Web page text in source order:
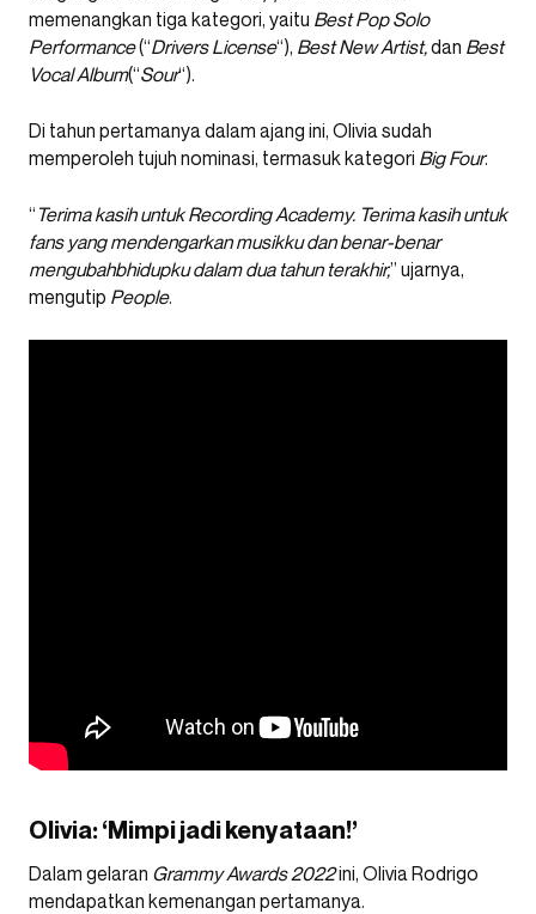
memenangkan tiga kategori, yaitu Best Pop Solo
Performance(“Drivers License“), Best New Artist,dan Best
Vocal Album(“Sour“).
Di tahun pertamanya dalam ajang ini, Olivia sudah
memperoleh tujuh nominasi, termasuk kategori Big Four.
“ Terima kasih untuk Recording Academy. Terima kasih untuk
fans yang mendengarkan musikku dan benar-benar
mengubahbhidupku dalam dua tahun terakhir,” ujarnya,
mengutip People.
Olivia: ‘Mimpi jadi kenyataan!’
Dalam gelaran Grammy Awards 2022ini, Olivia Rodrigo
mendapatkan kemenangan pertamanya.